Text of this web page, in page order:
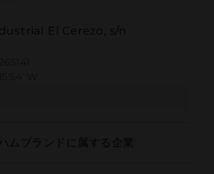
El Cerezo, s/n
ムブランドに属する企業